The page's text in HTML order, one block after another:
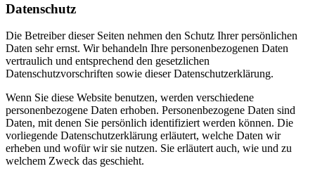
Datenschutz
Die Betreiber dieser Seiten nehmen den Schutz Ihrer persönlichen
Daten sehr ernst. Wir behandeln Ihre personenbezogenen Daten
vertraulich und entsprechend den gesetzlichen
Datenschutzvorschriften sowie dieser Datenschutzerklärung.
Wenn Sie diese Website benutzen, werden verschiedene
personenbezogene Daten erhoben. Personenbezogene Daten sind
Daten, mit denen Sie persönlich identifiziert werden können. Die
vorliegende Datenschutzerklärung erläutert, welche Daten wir
erheben und wofür wir sie nutzen. Sie erläutert auch, wie und zu
welchem Zweck das geschieht.